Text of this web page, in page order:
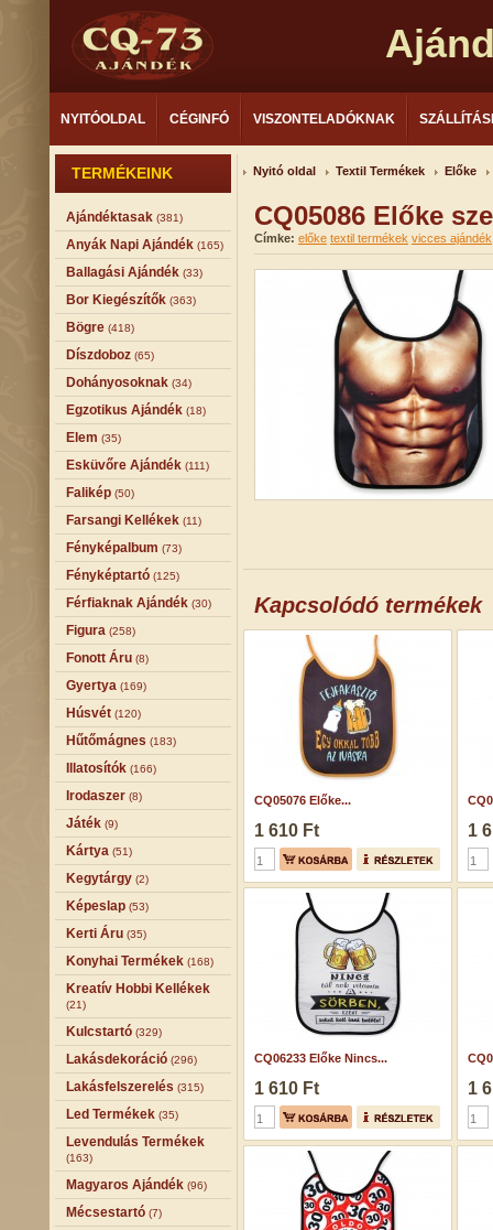
NYITÓOLDAL CÉGINFÓ VISZONTELADÓKNAK
TERMÉKEINK
Ajándéktasak (381)
Anyák Napi Ajándék (165)
Ballagási Ajándék (33)
Bor Kiegészítők (363)
Bögre (418)
Díszdoboz (65)
Dohányosoknak (34)
Egzotikus Ajándék (18)
Elem (35)
Esküvőre Ajándék (111)
Falikép (50)
Farsangi Kellékek (11)
Fényképalbum (73)
Fényképtartó (125)
Férfiaknak Ajándék (30)
Figura (258)
Fonott Áru (8)
Gyertya (169)
Húsvét (120)
Hűtőmágnes (183)
Illatosítók (166)
Irodaszer (8)
Játék (9)
Kártya (51)
Kegytárgy (2)
Képeslap (53)
Kerti Áru (35)
Konyhai Termékek (168)
Kreatív Hobbi Kellékek
(21)
Kulcstartó (329)
Lakásdekoráció (296)
Lakásfelszerelés (315)
Led Termékek (35)
Levendulás Termékek
(163)
Magyaros Ajándék (96)
Mécsestartó (7)
Nyitó oldal Textil Termékek Előke
CQ05086 Előke
Címke: előke textil termékek vicces ajándék
Kapcsolódó termékek
CQ05076 Előke...
1 610 Ft 1
CQ06233 Előke Nincs...
1 610 Ft 1